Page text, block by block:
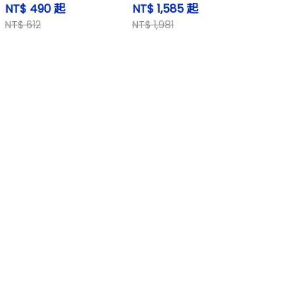
NT$ 490 起
NT$ 612
NT$ 1,585 起
NT$ 1,981